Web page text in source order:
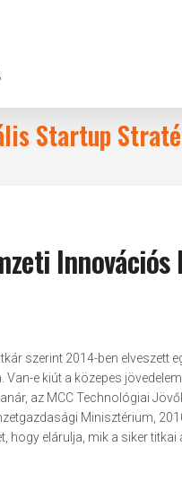
Startup
szerint 2014-ben
e kiút a közepes
az MCC Technológiai
Minisztérium,
elárulja, mik a siker titkai